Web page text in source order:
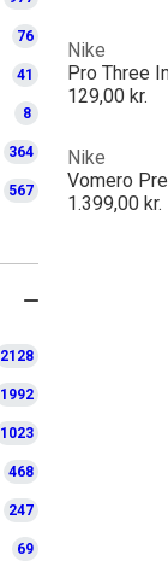
76
41
8
364
567
2128
1992
1023
468
247
69
Nike
Pro Three
129,00 kr.
Nike
Vomero
1.399,00 kr.